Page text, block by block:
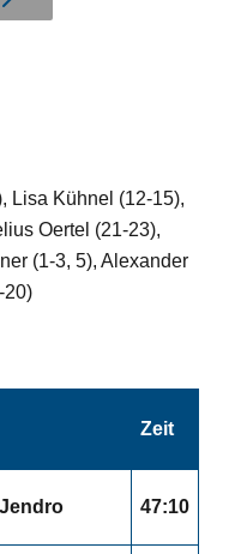
Lisa Kühnel (12-15),
Oertel (21-23),
(1-3, 5), Alexander
20)
Zeit
47:10